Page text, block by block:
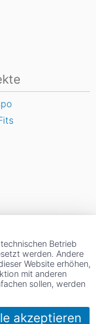
Betrieb
werden. Andere
Website erhöhen,
mit anderen
sollen, werden
akzeptieren